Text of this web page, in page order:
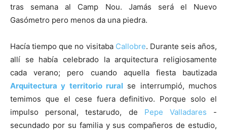
tras semana al Camp Nou. Jamás será el Nuevo
Gasómetro pero menos da una piedra.
Hacía tiempo que no visitaba Callobre. Durante seis años,
allí se había celebrado la arquitectura religiosamente
cada verano; pero cuando aquella fiesta bautizada
Arquitectura y territorio rural se interrumpió, muchos
temimos que el cese fuera definitivo. Porque solo el
impulso personal, testarudo, de Pepe Valladares -
secundado por su familia y sus compañeros de estudio,